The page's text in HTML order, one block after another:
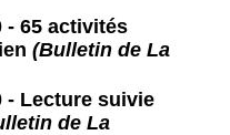
- 65 activités
(Bulletin de La
- Lecture suivie
de La